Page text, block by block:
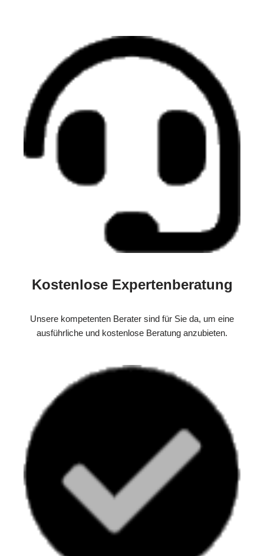
Kostenlose Expertenberatung
Unsere kompetenten Berater sind für Sie da, um eine
ausführliche und kostenlose Beratung anzubieten.